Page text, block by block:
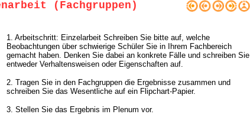
(Fachgruppen)
1. Arbeitschritt: Einzelarbeit Schreiben Sie bitte auf, welche
Beobachtungen über schwierige Schüler Sie in Ihrem Fachbereich
gemacht haben. Denken Sie dabei an konkrete Fälle und schreiben Sie
entweder Verhaltensweisen oder Eigenschaften auf.
2. Tragen Sie in den Fachgruppen die Ergebnisse zusammen und
schreiben Sie das Wesentliche auf ein Flipchart-Papier.
3. Stellen Sie das Ergebnis im Plenum vor.